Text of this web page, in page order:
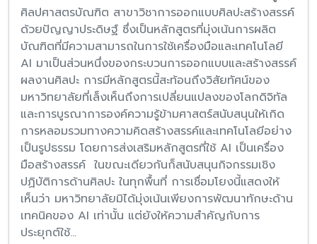
ศิลปศาสตรบัณฑิต สาขาวิชาการออกแบบศิลปะสร้างสรรค์
ด้วยปัญญาประดิษฐ์ ซึ่งเป็นหลักสูตรที่มุ่งเน้นการผลิต
บัณฑิตที่มีความสามารถในการใช้เครื่องมือและเทคโนโลยี
AI มาเป็นส่วนหนึ่งของกระบวนการออกแบบและสร้างสรรค์
ผลงานศิลปะ การมีหลักสูตรนี้สะท้อนถึงวิสัยทัศน์ของ
มหาวิทยาลัยที่เล็งเห็นถึงการเปลี่ยนแปลงของโลกดิจิทัล
และการบูรณาการองค์ความรู้ข้ามศาสตร์สนับสนุนให้เกิด
การหลอมรวมทางความคิดสร้างสรรค์และเทคโนโลยีอย่าง
เป็นรูปธรรม โดยการส่งเสริมหลักสูตรที่ใช้ AI เป็นเครื่อง
มือสร้างสรรค์ ในขณะเดียวกันก็สนับสนุนกิจกรรมเชิง
ปฏิบัติการด้านศิลปะ ในทุกพื้นที่ การเชื่อมโยงนี้แสดงให้
เห็นว่า มหาวิทยาลัยมิได้มุ่งเน้นเพียงการพัฒนาทักษะด้าน
เทคนิคของ AI เท่านั้น แต่ยังให้ความสำคัญกับการ
ประยุกต์ใช้…